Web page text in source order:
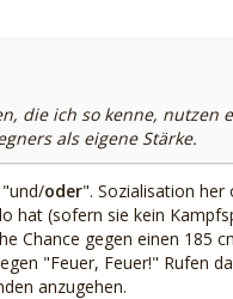
die ich so kenne, nutzen
als eigene Stärke.
"und/oder". Sozialisation her
hat (sofern sie kein
Chance gegen einen 185
"Feuer, Feuer!" Rufen
anzugehen.